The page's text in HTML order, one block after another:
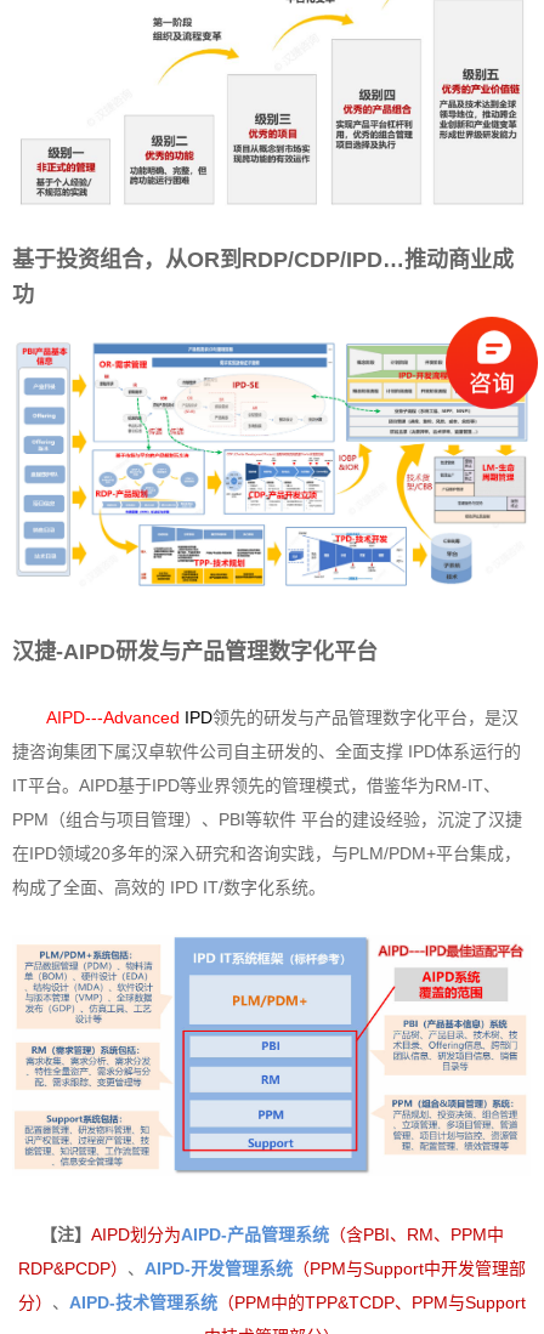
基于投资组合，从OR到RDP/CDP/IPD…推动商业成
功
汉捷-AIPD研发与产品管理数字化平台
AIPD---Advanced IPD领先的研发与产品管理数字化平台，是汉
捷咨询集团下属汉卓软件公司自主研发的、全面支撑 IPD体系运行的
IT平台。AIPD基于IPD等业界领先的管理模式，借鉴华为RM-IT、
PPM（组合与项目管理）、PBI等软件 平台的建设经验，沉淀了汉捷
在IPD领域20多年的深入研究和咨询实践，与PLM/PDM+平台集成，
构成了全面、高效的 IPD IT/数字化系统。
【注】 AIPD划分为AIPD-产品管理系统（含PBI、RM、PPM中
RDP&PCDP） 、 AIPD-开发管理系统（PPM与Support中开发管理部
分） 、 AIPD-技术管理系统（PPM中的TPP&TCDP、PPM与Support